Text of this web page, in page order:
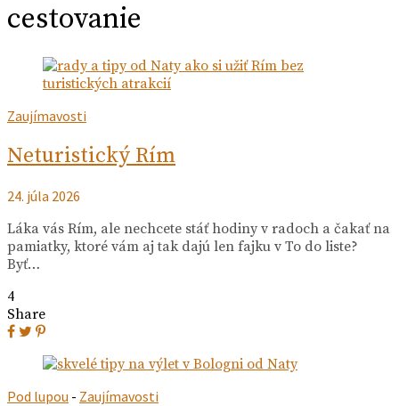
cestovanie
Zaujímavosti
Neturistický Rím
24. júla 2026
Láka vás Rím, ale nechcete stáť hodiny v radoch a čakať na
pamiatky, ktoré vám aj tak dajú len fajku v To do liste?
Byť…
4
Share
Pod lupou - Zaujímavosti